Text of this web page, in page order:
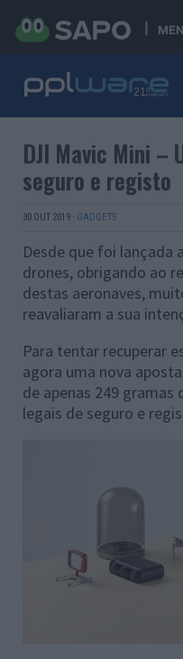
DJI Mavic Mini –
seguro e registo
30 OUT 2019 · GADGETS
Desde que foi lançada
drones, obrigando ao
destas aeronaves,
reavaliaram a sua
Para tentar recuperar
agora uma nova
de apenas 249 gramas
legais de seguro e